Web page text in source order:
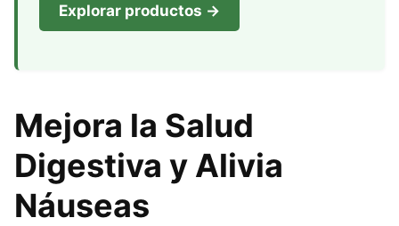
Explorar productos →
Mejora la Salud
Digestiva y Alivia
Náuseas